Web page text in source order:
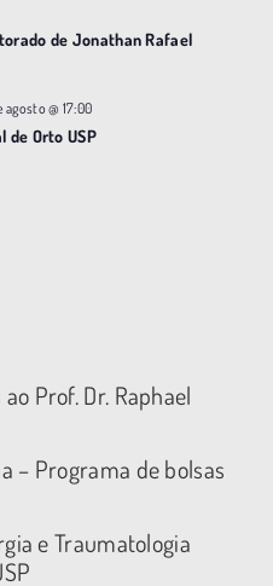
de Jonathan Rafael
agosto @ 17:00
de Orto USP
Prof. Dr. Raphael
– Programa de bolsas
e Traumatologia